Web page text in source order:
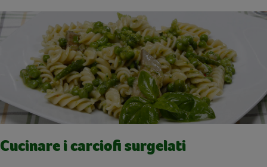
Cucinare i carciofi surgelati